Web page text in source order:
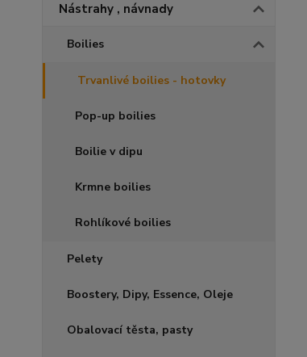
Nástrahy , návnady
Boilies
Trvanlivé boilies - hotovky
Pop-up boilies
Boilie v dipu
Krmne boilies
Rohlíkové boilies
Pelety
Boostery, Dipy, Essence, Oleje
Obalovací těsta, pasty